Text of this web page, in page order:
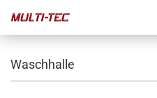
Waschhalle